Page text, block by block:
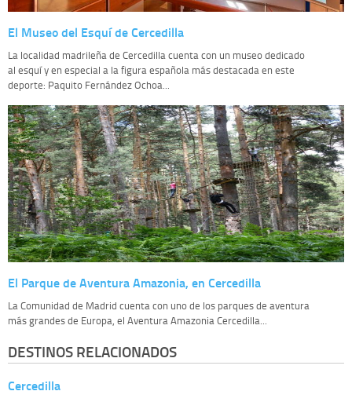
El Museo del Esquí de Cercedilla
La localidad madrileña de Cercedilla cuenta con un museo dedicado
al esquí y en especial a la figura española más destacada en este
deporte: Paquito Fernández Ochoa...
El Parque de Aventura Amazonia, en Cercedilla
La Comunidad de Madrid cuenta con uno de los parques de aventura
más grandes de Europa, el Aventura Amazonia Cercedilla...
DESTINOS RELACIONADOS
Cercedilla